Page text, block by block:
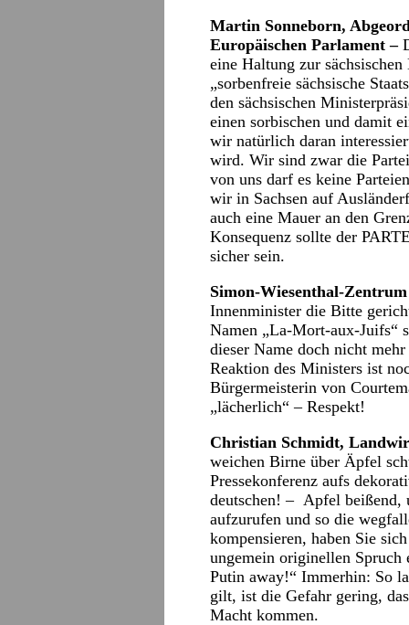
Martin Sonneborn,
Europäischen Parlament –
eine Haltung zur
„sorbenfreie sächsische
den sächsischen
einen sorbischen und damit
wir natürlich daran
wird. Wir sind zwar die
von uns darf es keine
wir in Sachsen auf
auch eine Mauer an den
Konsequenz sollte der
sicher sein.
Simon-Wiesenthal-
Innenminister die Bitte
Namen „La-Mort-aux-Juifs“
dieser Name doch nicht
Reaktion des Ministers ist
Bürgermeisterin von
„lächerlich“ – Respekt!
Christian Schmidt,
weichen Birne über Äpfel
Pressekonferenz aufs
deutschen! – Apfel beißend,
aufzurufen und so die
kompensieren, haben Sie
ungemein originellen Spruch
Putin away!“ Immerhin: So
gilt, ist die Gefahr gering,
Macht kommen.